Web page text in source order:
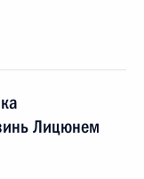
Лицюнем